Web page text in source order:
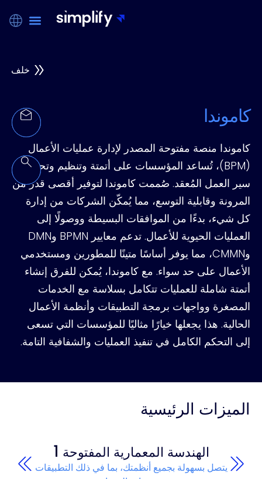
خلف
كاموندا
كاموندا منصة مفتوحة المصدر لإدارة عمليات الأعمال
(BPM)، تُساعد المؤسسات على أتمتة وتنظيم وتحسين
سير العمل المُعقد. صُممت كاموندا لتوفير أقصى قدر من
المرونة وقابلية التوسع، مما يُمكّن الشركات من إدارة
كل شيء، بدءًا من الموافقات البسيطة ووصولًا إلى
العمليات الحيوية للأعمال. تدعم معايير BPMN وDMN
وCMMN، مما يوفر أساسًا متينًا للمطورين ومستخدمي
الأعمال على حد سواء. مع كاموندا، يُمكن للفرق إنشاء
أتمتة شاملة للعمليات تتكامل بسلاسة مع الخدمات
المصغرة وواجهات برمجة التطبيقات وأنظمة الأعمال
الحالية. هذا يجعلها خيارًا مثاليًا للمؤسسات التي تسعى
إلى التحكم الكامل في تنفيذ العمليات والشفافية التامة.
الميزات الرئيسية
1 الهندسة المعمارية المفتوحة
يتصل بسهولة بجميع أنظمتك، بما في ذلك التطبيقات